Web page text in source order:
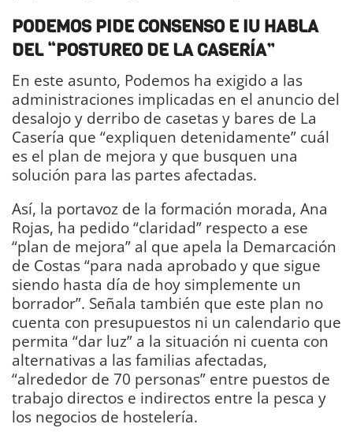
PODEMOS PIDE CONSENSO E IU HABLA
DEL “POSTUREO DE LA CASERÍA”
En este asunto, Podemos ha exigido a las
administraciones implicadas en el anuncio del
desalojo y derribo de casetas y bares de La
Casería que “expliquen detenidamente” cuál
es el plan de mejora y que busquen una
solución para las partes afectadas.
Así, la portavoz de la formación morada, Ana
Rojas, ha pedido “claridad” respecto a ese
“plan de mejora” al que apela la Demarcación
de Costas “para nada aprobado y que sigue
siendo hasta día de hoy simplemente un
borrador”. Señala también que este plan no
cuenta con presupuestos ni un calendario que
permita “dar luz” a la situación ni cuenta con
alternativas a las familias afectadas,
“alrededor de 70 personas” entre puestos de
trabajo directos e indirectos entre la pesca y
los negocios de hostelería.